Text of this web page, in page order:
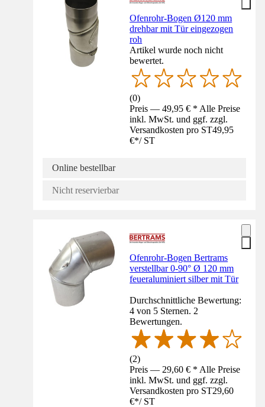
Ofenrohr-Bogen Ø120 mm
drehbar mit Tür eingezogen
roh
Artikel wurde noch nicht
bewertet.
(0)
Preis — 49,95 € * Alle Preise
inkl. MwSt. und ggf. zzgl.
Versandkosten pro ST49,95
€*/ ST
Online bestellbar
Nicht reservierbar
Ofenrohr-Bogen Bertrams
verstellbar 0-90° Ø 120 mm
feueraluminiert silber mit Tür
Durchschnittliche Bewertung:
4 von 5 Sternen. 2
Bewertungen.
(2)
Preis — 29,60 € * Alle Preise
inkl. MwSt. und ggf. zzgl.
Versandkosten pro ST29,60
€*/ ST